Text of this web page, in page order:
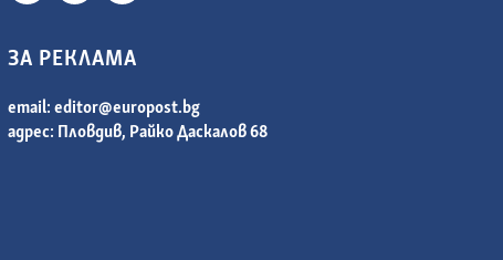
ЗА РЕКЛАМА
email:editor@europost.bg
адрес: Пловдив, Райко Даскалов 68